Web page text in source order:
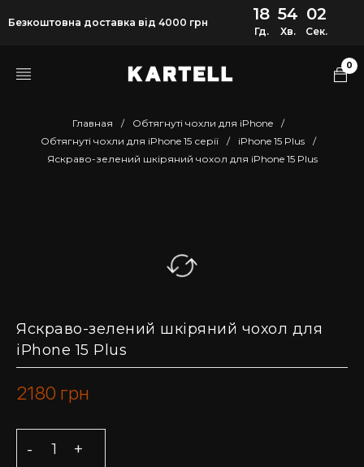
Безкоштовна доставка від 4000 грн 18
Гд.
54
Хв.
01
Сек.
0
Главная / Обтягнуті чохли для iPhone
/
Обтягнуті чохли для iPhone 15 серії
/ iPhone 15 Plus
/
Яскраво-зелений шкіряний чохол для iPhone 15 Plus
Яскраво-зелений шкіряний чохол для
iPhone 15 Plus
2180 грн